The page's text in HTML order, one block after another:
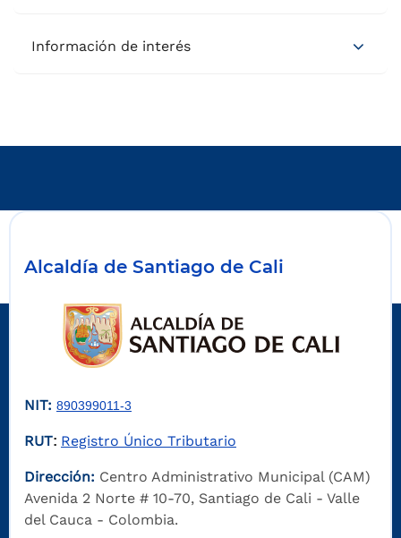
Información de interés
Alcaldía de Santiago de Cali
NIT: 890399011-3
RUT: Registro Único Tributario
Dirección: Centro Administrativo Municipal (CAM)
Avenida 2 Norte # 10-70, Santiago de Cali - Valle
del Cauca - Colombia.